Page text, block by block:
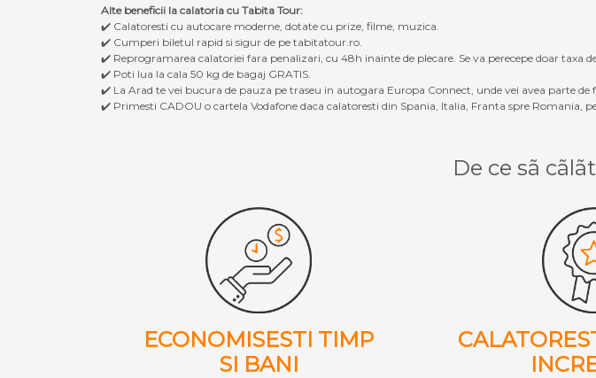
Alte beneficii la calatoria cu Tabita Tour:
✔️ Calatoresti cu autocare moderne, dotate cu prize, filme, muzica.
✔️ Cumperi biletul rapid si sigur de pe tabitatour.ro.
✔️ Reprogramarea calatoriei fara penalizari, cu 48h inainte de plecare. Se va perecepe doar taxa
✔️ Poti lua la cala 50 kg de bagaj GRATIS.
✔️ La Arad te vei bucura de pauza pe traseu in autogara Europa Connect, unde vei avea parte de
✔️ Primesti CADOU o cartela Vodafone daca calatoresti din Spania, Italia, Franta spre Romania,
De ce sã
ECONOMISESTI TIMP
SI BANI